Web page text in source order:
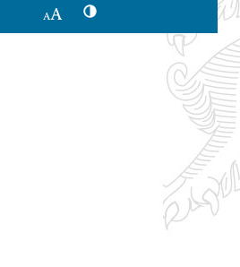
SchriftgrößeKontrastwechsel